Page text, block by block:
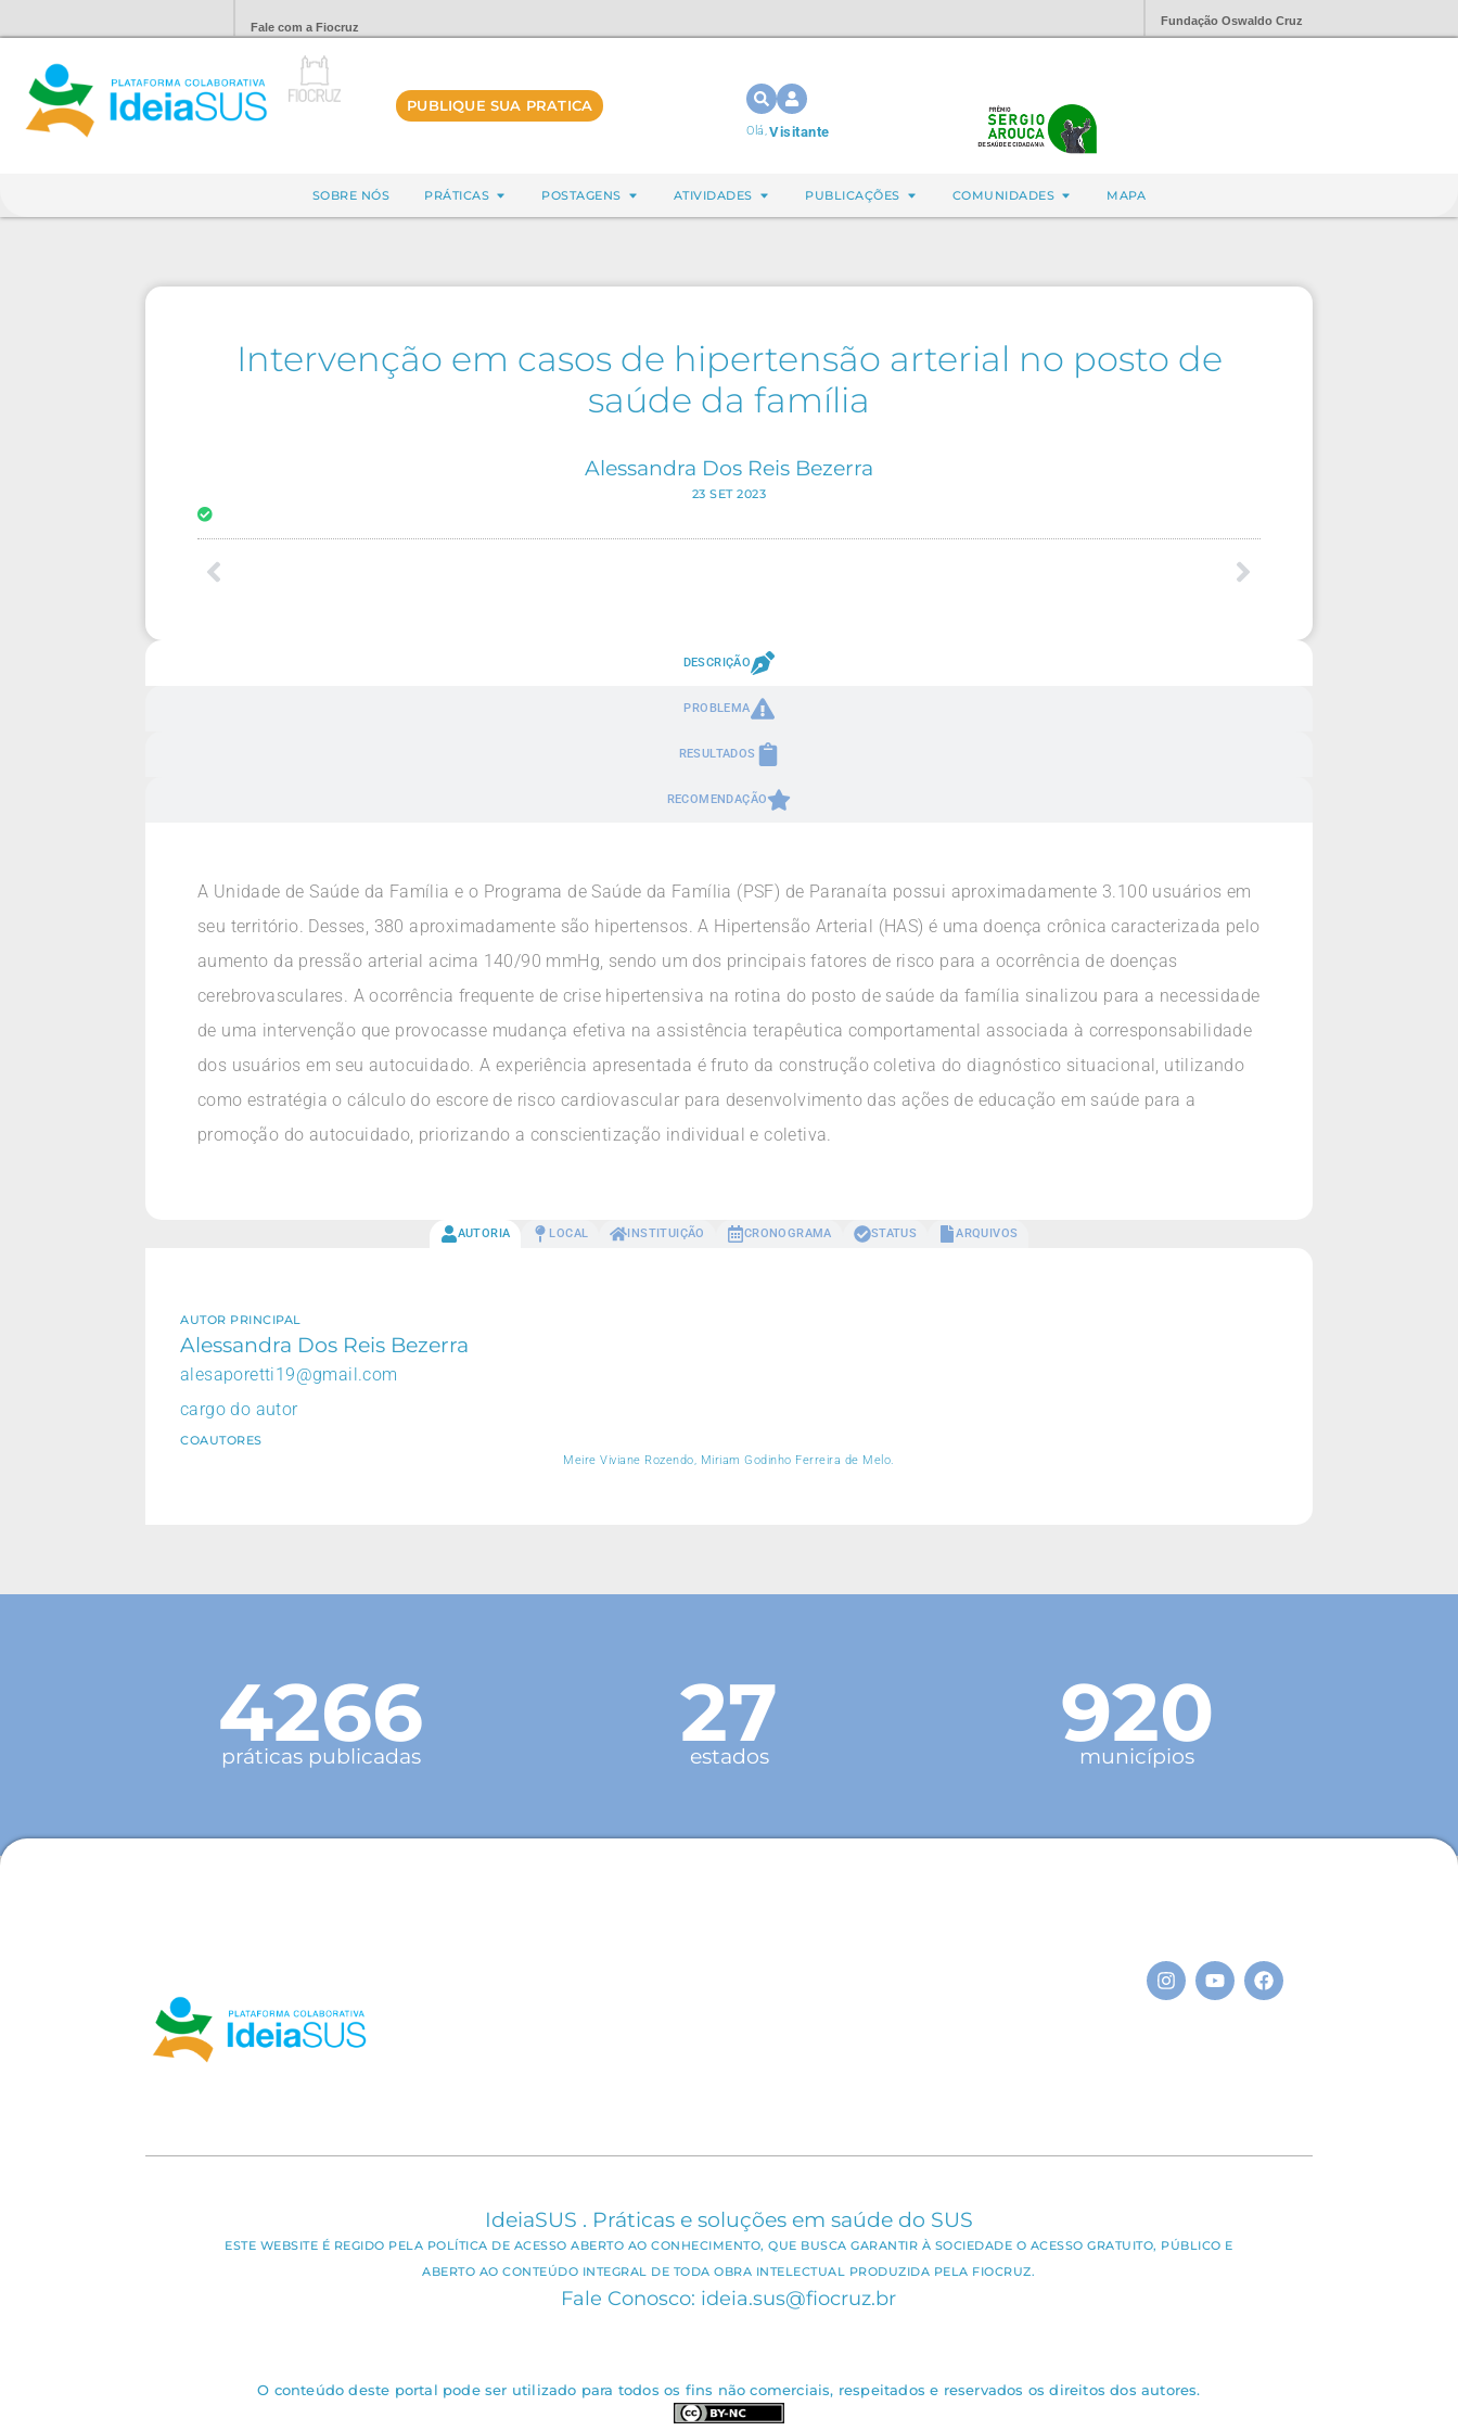
Fale com a Fiocruz Fundação Oswaldo Cruz
PUBLIQUE SUA PRATICA
Olá,Visitante
SOBRE NÓS PRÁTICAS POSTAGENS ATIVIDADES PUBLICAÇÕES COMUNIDADES MAPA
Intervenção em casos de hipertensão arterial no posto de
saúde da família
Alessandra Dos Reis Bezerra
23 SET 2023
DESCRIÇÃO
PROBLEMA
RESULTADOS
RECOMENDAÇÃO
A Unidade de Saúde da Família e o Programa de Saúde da Família (PSF) de Paranaíta possui aproximadamente 3.100 usuários em
seu território. Desses, 380 aproximadamente são hipertensos. A Hipertensão Arterial (HAS) é uma doença crônica caracterizada pelo
aumento da pressão arterial acima 140/90 mmHg, sendo um dos principais fatores de risco para a ocorrência de doenças
cerebrovasculares. A ocorrência frequente de crise hipertensiva na rotina do posto de saúde da família sinalizou para a necessidade
de uma intervenção que provocasse mudança efetiva na assistência terapêutica comportamental associada à corresponsabilidade
dos usuários em seu autocuidado. A experiência apresentada é fruto da construção coletiva do diagnóstico situacional, utilizando
como estratégia o cálculo do escore de risco cardiovascular para desenvolvimento das ações de educação em saúde para a
promoção do autocuidado, priorizando a conscientização individual e coletiva.
AUTORIA LOCAL INSTITUIÇÃO CRONOGRAMA STATUS ARQUIVOS
AUTOR PRINCIPAL
Alessandra Dos Reis Bezerra
alesaporetti19@gmail.com
cargo do autor
COAUTORES
Meire Viviane Rozendo, Miriam Godinho Ferreira de Melo.
4266
práticas publicadas 27
estados 920
municípios
IdeiaSUS . Práticas e soluções em saúde do SUS
ESTE WEBSITE É REGIDO PELA POLÍTICA DE ACESSO ABERTO AO CONHECIMENTO, QUE BUSCA GARANTIR À SOCIEDADE O ACESSO GRATUITO, PÚBLICO E
ABERTO AO CONTEÚDO INTEGRAL DE TODA OBRA INTELECTUAL PRODUZIDA PELA FIOCRUZ.
Fale Conosco: ideia.sus@fiocruz.br
O conteúdo deste portal pode ser utilizado para todos os fins não comerciais, respeitados e reservados os direitos dos autores.